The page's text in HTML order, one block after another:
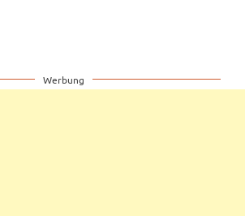
Werbung